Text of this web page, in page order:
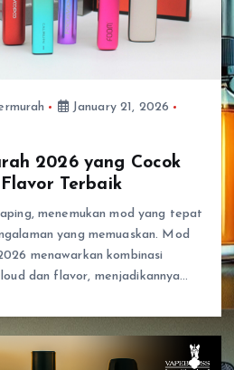
January 21, 2026
2026 yang Cocok
Terbaik
menemukan mod yang tepat
yang memuaskan. Mod
menawarkan kombinasi
dan flavor, menjadikannya…